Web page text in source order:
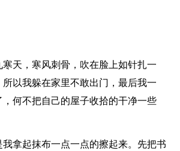
天，寒风刺骨，吹在脸上如针扎一
以我躲在家里不敢出门，最后我一
何不把自己的屋子收拾的干净一些
拿起抹布一点一点的擦起来。先把书